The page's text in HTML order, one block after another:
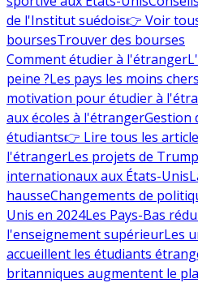
de l'Institut suédois👉 Voir
boursesTrouver des bourses
Comment étudier à l'étranger
peine ?Les pays les moins
motivation pour étudier à
aux écoles à l'étrangerGestion
étudiants👉 Lire tous les
l'étrangerLes projets de
internationaux aux États-Unis
hausseChangements de
Unis en 2024Les Pays-Bas
l'enseignement supérieurLes
accueillent les étudiants
britanniques augmentent le